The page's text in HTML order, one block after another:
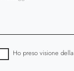
Ho preso visione della